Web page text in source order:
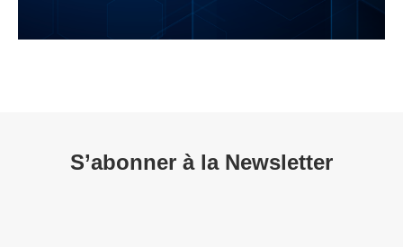
S’abonner à la Newsletter